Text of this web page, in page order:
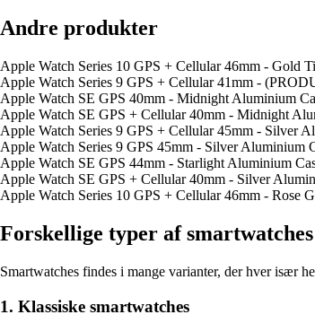
Andre produkter
Apple Watch Series 10 GPS + Cellular 46mm - Gold
Apple Watch Series 9 GPS + Cellular 41mm -
Apple Watch SE GPS 40mm - Midnight Aluminium
Apple Watch SE GPS + Cellular 40mm - Midnight
Apple Watch Series 9 GPS + Cellular 45mm - Silver
Apple Watch Series 9 GPS 45mm - Silver Aluminium
Apple Watch SE GPS 44mm - Starlight Aluminium
Apple Watch SE GPS + Cellular 40mm - Silver
Apple Watch Series 10 GPS + Cellular 46mm - Rose
Forskellige typer af smartwatches
Smartwatches findes i mange varianter, der hver især
1. Klassiske smartwatches